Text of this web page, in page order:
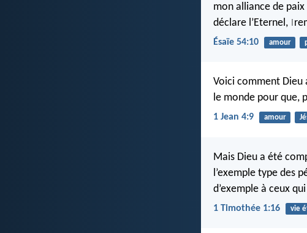
mon alliance de paix
déclare l’Eternel,
Ésaïe 54:10 amour
Voici comment Dieu
le monde pour que,
1 Jean 4:9 amour
Mais Dieu a été
l’exemple type des
d’exemple à ceux
1 Timothée 1:16 vie